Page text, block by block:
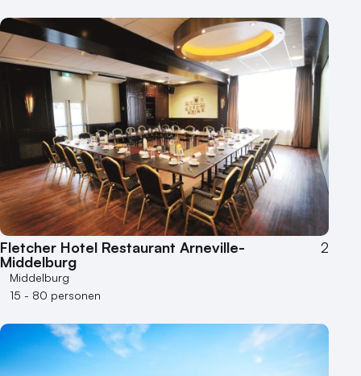
Fletcher Hotel Restaurant Arneville-
Middelburg
2
Middelburg
15 - 80 personen